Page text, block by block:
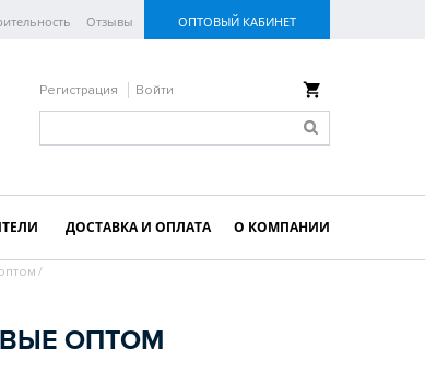
Отзывы ОПТОВЫЙ КАБИНЕТ
Регистрация Войти
ДОСТАВКА И ОПЛАТА О КОМПАНИИ
/
ОПТОМ